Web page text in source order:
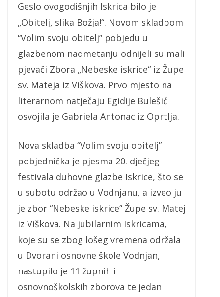
Geslo ovogodišnjih Iskrica bilo je
„Obitelj, slika Božja!“. Novom skladbom
“Volim svoju obitelj” pobjedu u
glazbenom nadmetanju odnijeli su mali
pjevači Zbora „Nebeske iskrice“ iz Župe
sv. Mateja iz Viškova. Prvo mjesto na
literarnom natječaju Egidije Bulešić
osvojila je Gabriela Antonac iz Oprtlja.
Nova skladba “Volim svoju obitelj”
pobjednička je pjesma 20. dječjeg
festivala duhovne glazbe Iskrice, što se
u subotu održao u Vodnjanu, a izveo ju
je zbor “Nebeske iskrice” Župe sv. Matej
iz Viškova. Na jubilarnim Iskricama,
koje su se zbog lošeg vremena održala
u Dvorani osnovne škole Vodnjan,
nastupilo je 11 župnih i
osnovnoškolskih zborova te jedan